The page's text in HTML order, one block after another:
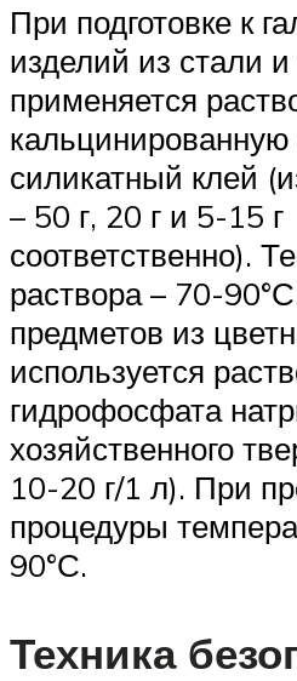
При подготовке к
изделий из стали и
применяется
кальцинированную
силикатный клей
– 50 г, 20 г и 5-15 г
соответственно).
раствора – 70-
предметов из
используется
гидрофосфата
хозяйственного
10-20 г/1 л). При
процедуры
90°С.
Техника